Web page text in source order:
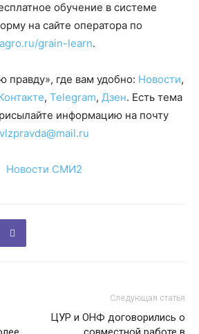
обучение в системе
на сайте оператора по
grain-learn.
правду», где вам удобно: Новости,
, Telegram, Дзен. Есть тема
информацию на почту
vlzpravda@mail.ru
Новости СМИ2
Следующая статья
ЦУР и ОНФ договорились о